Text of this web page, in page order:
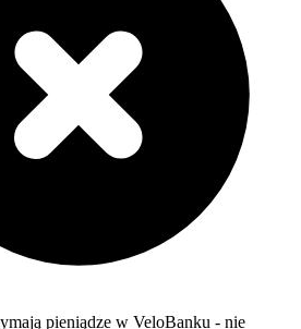
pieniądze w VeloBanku - nie